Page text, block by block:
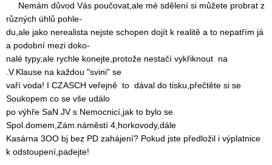
Nemám důvod Vás poučovat,ale mé sdělení si můžete probrat z
různých úhlů pohle-
du,ale jako nerealista nejste schopen dojít k realitě a to nepatřím já
a podobní mezi doko-
nalé typy,ale rychle konejte,protože nestačí vykřiknout na
.V.Klause na každou "svini" se
vaří voda! I CZASCH veřejně to dával do tisku,přečtěte si se
Soukopem co se vše událo
po výhře SaN JV s Nemocnicí,jak to bylo se
Spol.domem,Zám.náměstí 4,horkovody,dále
Kasárna 3OO bj bez PD zahájení? Pokud jste předložil i výplatnice
k odstoupení,padejte!